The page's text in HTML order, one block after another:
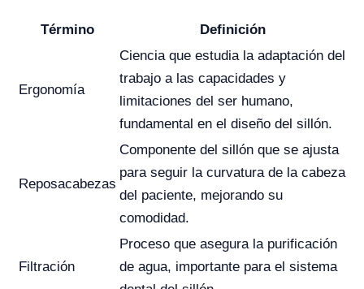
Término Definición
Ergonomía
Ciencia que estudia la adaptación del
trabajo a las capacidades y
limitaciones del ser humano,
fundamental en el diseño del sillón.
Reposacabezas
Componente del sillón que se ajusta
para seguir la curvatura de la cabeza
del paciente, mejorando su
comodidad.
Filtración
Proceso que asegura la purificación
de agua, importante para el sistema